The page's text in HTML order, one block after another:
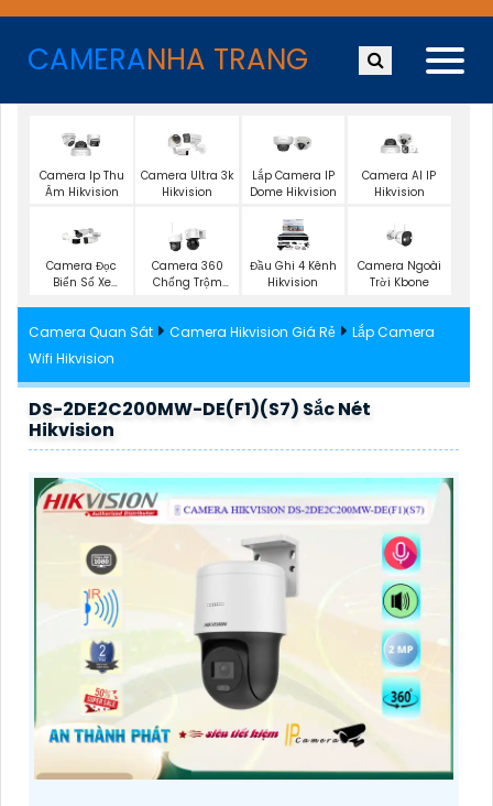
CAMERANHA TRANG
Camera Ip Thu
Âm Hikvision
Camera Ultra 3k
Hikvision
Lắp Camera IP
Dome Hikvision
Camera AI IP
Hikvision
Camera Đọc
Biển Số Xe
Camera 360
Chống Trộm
Đầu Ghi 4 Kênh
Hikvision
Camera Ngoài
Trời Kbone
Camera Quan Sát Camera Hikvision Giá Rẻ
Lắp Camera
Wifi Hikvision
DS-2DE2C200MW-DE(F1)(S7) Sắc Nét
Hikvision